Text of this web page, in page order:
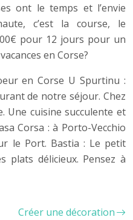
ont le temps et l’envie
c’est la course, le
pour 12 jours pour un
en Corse?
en Corse U Spurtinu :
de notre séjour. Chez
Une cuisine succulente et
Corsa : à Porto-Vecchio
le Port. Bastia : Le petit
plats délicieux. Pensez à
Créer une décoration